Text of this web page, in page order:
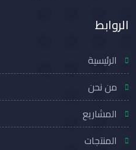
الروابط
الرئيسية
من نحن
المشاريع
المنتجات